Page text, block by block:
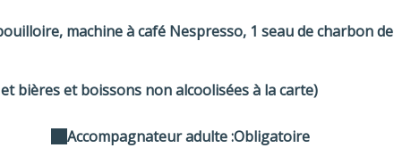
machine à café Nespresso, 1 seau de charbon de
bières et boissons non alcoolisées à la carte)
Accompagnateur adulte :Obligatoire